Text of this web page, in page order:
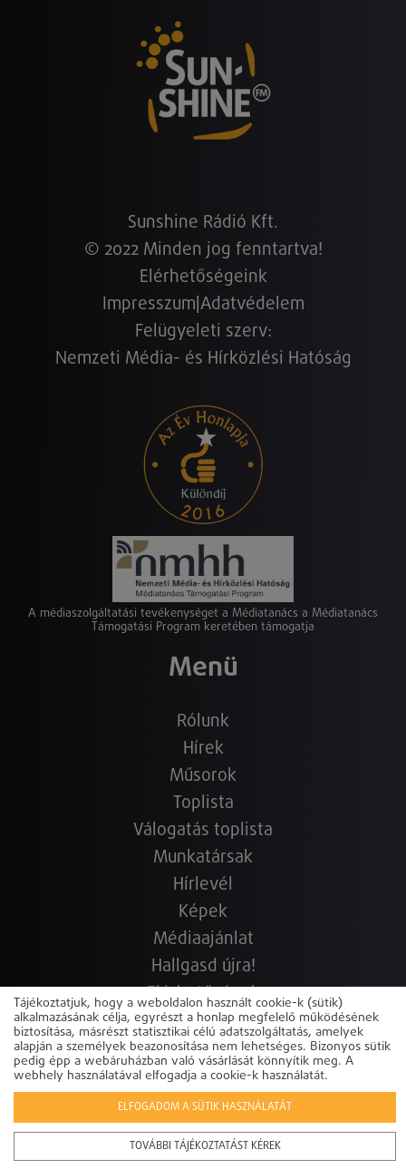
Sunshine Rádió Kft.
© 2022 Minden jog fenntartva!
Elérhetőségeink
Impresszum Adatvédelem
Felügyeleti szerv:
Nemzeti Média- és Hírközlési Hatóság
A médiaszolgáltatási tevékenységet a Médiatanács a Médiatanács
Támogatási Program keretében támogatja
Menü
Rólunk
Hírek
Műsorok
Toplista
Válogatás toplista
Munkatársak
Hírlevél
Képek
Médiaajánlat
Hallgasd újra!
Copyright © 2022-2026 www.sunshine.hu.huPowered by
Tájékoztatjuk, hogy a weboldalon használt cookie-k (sütik)
alkalmazásának célja, egyrészt a honlap megfelelő működésének
biztosítása, másrészt statisztikai célú adatszolgáltatás, amelyek
alapján a személyek beazonosítása nem lehetséges. Bizonyos sütik
pedig épp a webáruházban való vásárlását könnyítik meg. A
webhely használatával elfogadja a cookie-k használatát.
ELFOGADOM A SÜTIK HASZNÁLATÁT
TOVÁBBI TÁJÉKOZTATÁST KÉREK